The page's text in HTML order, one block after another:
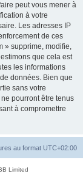
peut vous mener à
à votre
Les adresses IP
de ces
» supprime, modifie,
que cela est
les informations
données. Bien que
sans votre
pourront être tenus
à compromettre
au format UTC+02:00
Limited